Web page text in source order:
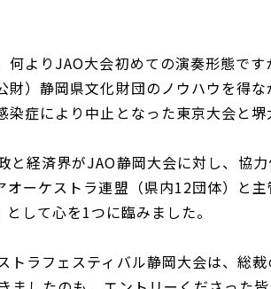
よりJAO大会初めての演奏形態で
）静岡県文化財団のノウハウを得
症により中止となった東京大会と
経済界がJAO静岡大会に対し、協
ーケストラ連盟（県内12団体）と
して心を1つに臨みました。
ラフェスティバル静岡大会は、総